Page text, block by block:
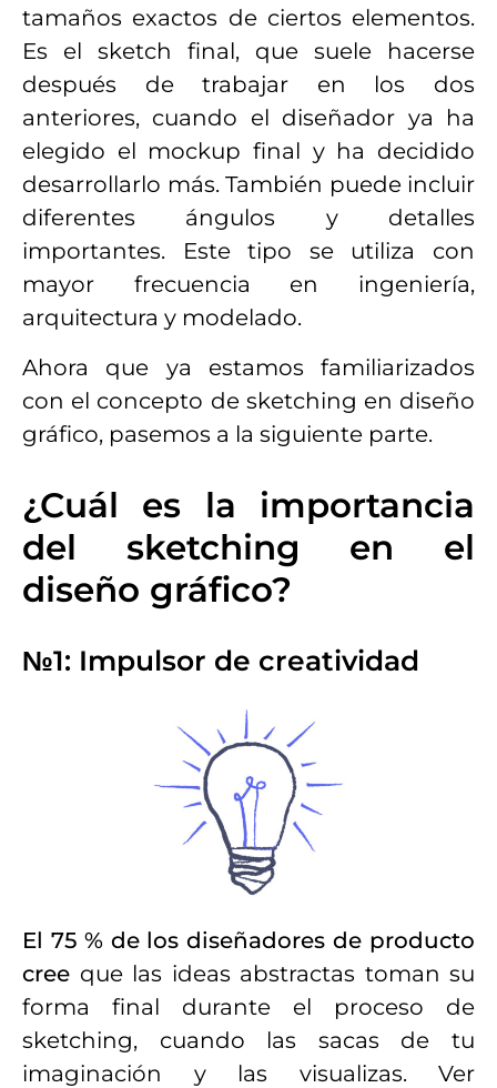
tamaños exactos de ciertos elementos.
Es el sketch final, que suele hacerse
después de trabajar en los dos
anteriores, cuando el diseñador ya ha
elegido el mockup final y ha decidido
desarrollarlo más. También puede incluir
diferentes ángulos y detalles
importantes. Este tipo se utiliza con
mayor frecuencia en ingeniería,
arquitectura y modelado.
Ahora que ya estamos familiarizados
con el concepto de sketching en diseño
gráfico, pasemos a la siguiente parte.
¿Cuál es la importancia
del sketching en el
diseño gráfico?
№1: Impulsor de creatividad
El 75 % de los diseñadores de producto
cree que las ideas abstractas toman su
forma final durante el proceso de
sketching, cuando las sacas de tu
imaginación y las visualizas. Ver